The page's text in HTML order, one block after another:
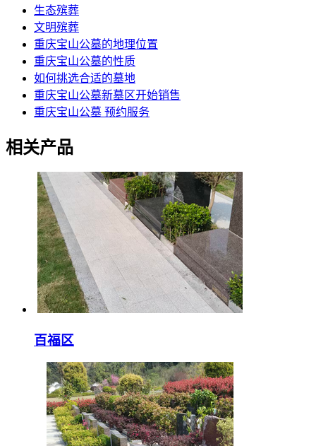
生态殡葬
文明殡葬
重庆宝山公墓的地理位置
重庆宝山公墓的性质
如何挑选合适的墓地
重庆宝山公墓新墓区开始销售
重庆宝山公墓 预约服务
相关产品
百福区